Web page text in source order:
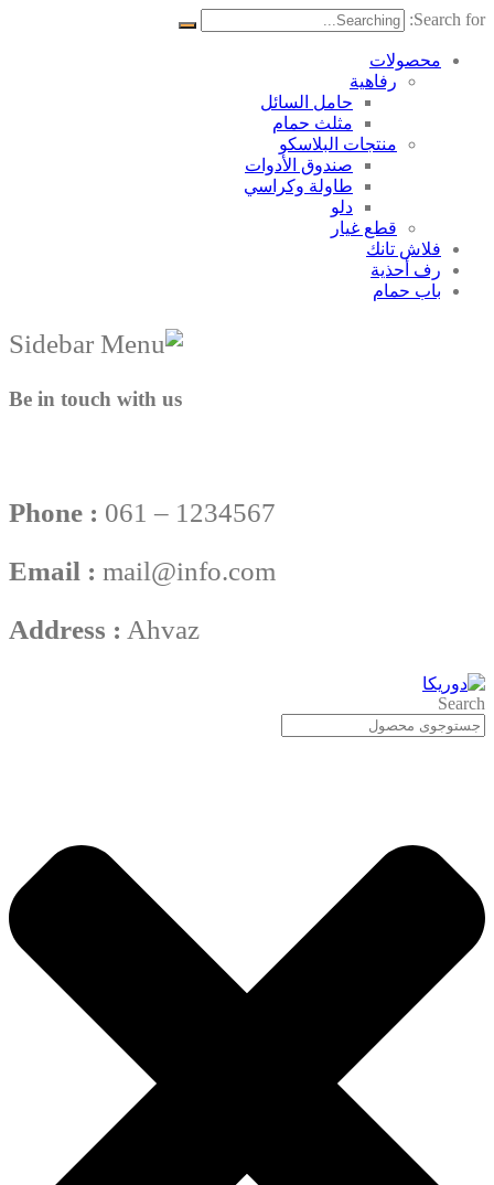
Search for:
محصولات
رفاهية
حامل السائل
مثلث حمام
منتجات البلاسکو
صندوق الأدوات
طاولة وكراسي
دلو
قطع غيار
فلاش تانك
رف أحذية
باب حمام
Be in touch with us
Phone : 061 – 1234567
Email : mail@info.com
Address : Ahvaz
Search